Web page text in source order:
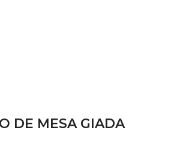
DE MESA GIADA